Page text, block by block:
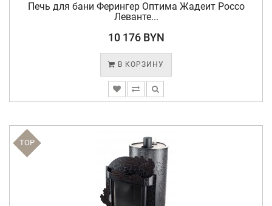
Печь для бани Ферингер Оптима Жадеит Россо
Леванте...
10 176 BYN
В КОРЗИНУ
TOP